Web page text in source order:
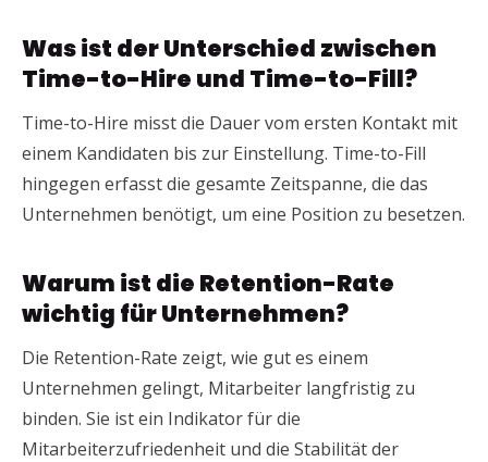
Was ist der Unterschied zwischen
Time-to-Hire und Time-to-Fill?
Time-to-Hire misst die Dauer vom ersten Kontakt mit
einem Kandidaten bis zur Einstellung. Time-to-Fill
hingegen erfasst die gesamte Zeitspanne, die das
Unternehmen benötigt, um eine Position zu besetzen.
Warum ist die Retention-Rate
wichtig für Unternehmen?
Die Retention-Rate zeigt, wie gut es einem
Unternehmen gelingt, Mitarbeiter langfristig zu
binden. Sie ist ein Indikator für die
Mitarbeiterzufriedenheit und die Stabilität der